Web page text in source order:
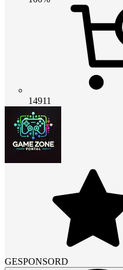
14911
GESPONSORD